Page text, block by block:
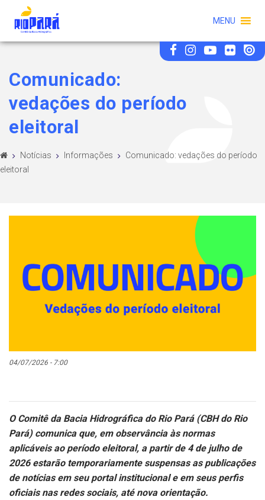
MENU
Comunicado:
vedações do período
eleitoral
Notícias Informações
Comunicado: vedações do período
eleitoral
04/07/2026 - 7:00
O Comitê da Bacia Hidrográfica do Rio Pará (CBH do Rio
Pará) comunica que, em observância às normas
aplicáveis ao período eleitoral, a partir de 4 de julho de
2026 estarão temporariamente suspensas as publicações
de notícias em seu portal institucional e em seus perfis
oficiais nas redes sociais, até nova orientação.